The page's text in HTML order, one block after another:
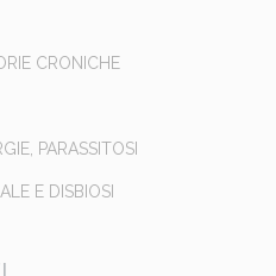
CRONICHE
PARASSITOSI
E DISBIOSI